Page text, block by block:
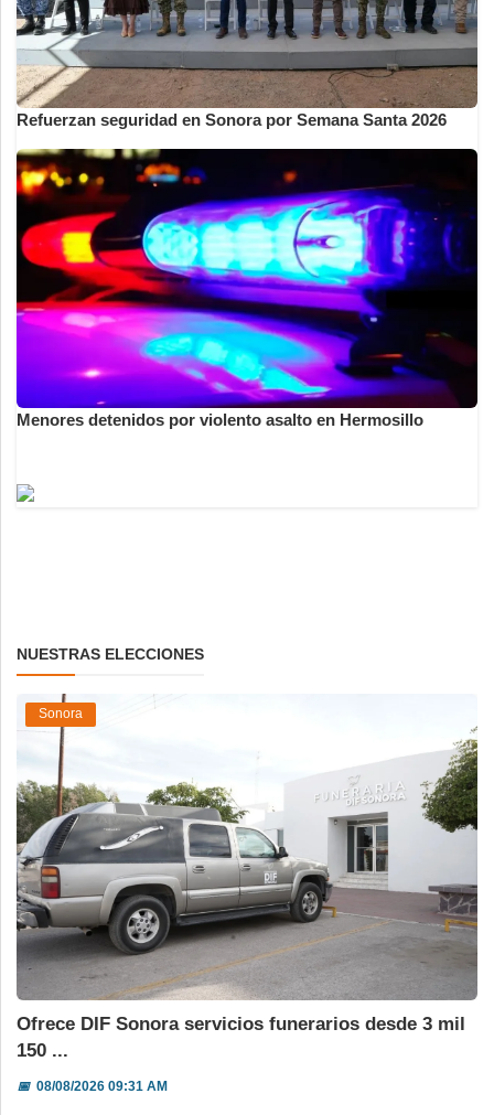
Refuerzan seguridad en Sonora por Semana Santa 2026
Menores detenidos por violento asalto en Hermosillo
NUESTRAS ELECCIONES
Sonora
Ofrece DIF Sonora servicios funerarios desde 3 mil
150 ...
📅08/08/2026 09:31 AM